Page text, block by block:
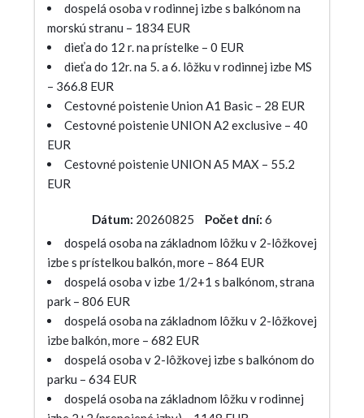
dospelá osoba v rodinnej izbe s balkónom na
morskú stranu – 1834 EUR
dieťa do 12 r. na prístelke – 0 EUR
dieťa do 12r. na 5. a 6. lôžku v rodinnej izbe MS
– 366.8 EUR
Cestovné poistenie Union A1 Basic – 28 EUR
Cestovné poistenie UNION A2 exclusive – 40
EUR
Cestovné poistenie UNION A5 MAX – 55.2
EUR
Dátum: 20260825 Počet dní: 6
dospelá osoba na základnom lôžku v 2-lôžkovej
izbe s prístelkou balkón, more – 864 EUR
dospelá osoba v izbe 1/2+1 s balkónom, strana
park – 806 EUR
dospelá osoba na základnom lôžku v 2-lôžkovej
izbe balkón, more – 682 EUR
dospelá osoba v 2-lôžkovej izbe s balkónom do
parku – 634 EUR
dospelá osoba na základnom lôžku v rodinnej